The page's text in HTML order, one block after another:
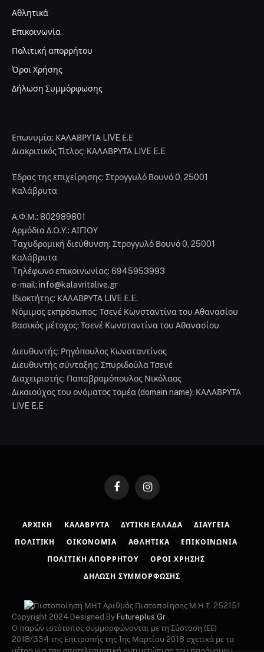
Αθλητικά
Επικοινωνία
Πολιτική απορρήτου
Όροι Χρήσης
Δήλωση Συμμόρφωσης
Επωνυμία: ΚΑΛΑΒΡΥΤΑ LIVE Ε.Ε
Διακριτικός Τίτλος: ΚΑΛΑΒΡΥΤΑ LIVE E.E
Έδρας της επιχείρησης: Στρογγυλό Βουνό 0, 25001
Καλάβρυτα
Α.Φ.Μ.: 802989801
Αρμόδια Δ.Ο.Υ.: ΑΙΓΙΟΥ
Tαχυδρομική διεύθυνση: Στρογγυλό Βουνό 0, 25001
Καλάβρυτα
Tηλέφωνο επικοινωνίας: 6945953993
e-mail: info@kalavritalive.gr
Iδιοκτήτης: ΚΑΛΑΒΡΥΤΑ LIVE E.E.
Νόμιμος εκπρόσωπος: Τσενέ Κωνσταντίνα του Αθανασίου
Βασικός μέτοχος: Τσενέ Κωνσταντίνα του Αθανασίου
Διευθυντής: Ρηγόπουλος Κωνσταντίνος
Διευθυντής σύνταξης: Σπυριδούλα Τσενέ
Διαχειριστής: Παπαβραμόπουλος Νικόλαος
Δικαιούχος του ονόματος τομέα (domain name): ΚΑΛΑΒΡΥΤΑ
LIVE E.E
FacebookInstagram
ΑΡΧΙΚΉ ΚΑΛΆΒΡΥΤΑ ΔΥΤΙΚΉ ΕΛΛΆΔΑ ΔΙΑΎΓΕΙΑ
ΠΟΛΙΤΙΚΉ ΟΙΚΟΝΟΜΊΑ ΑΘΛΗΤΙΚΆ ΕΠΙΚΟΙΝΩΝΊΑ
ΠΟΛΙΤΙΚΉ ΑΠΟΡΡΉΤΟΥ ΌΡΟΙ ΧΡΉΣΗΣ
ΔΉΛΩΣΗ ΣΥΜΜΌΡΦΩΣΗΣ
Αριθμός Πιστοποίησης Μ.Η.Τ. 252151
Copyright 2024 Designed By Futureplus.Gr .
Ο παρών ιστότοπος συμμορφώνονται με τη Σύσταση (ΕΕ)
2018/334 της Επιτροπής της 1ης Μαρτίου 2018 σχετικά με τα